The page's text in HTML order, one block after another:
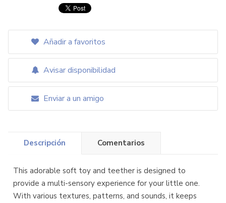
Añadir a favoritos
Avisar disponibilidad
Enviar a un amigo
Descripción Comentarios
This adorable soft toy and teether is designed to
provide a multi-sensory experience for your little one.
With various textures, patterns, and sounds, it keeps